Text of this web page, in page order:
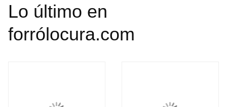
Lo último en
forrólocura.com